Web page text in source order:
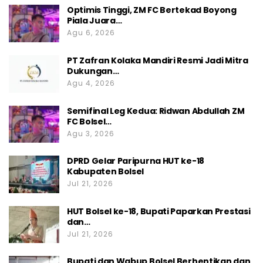
Optimis Tinggi, ZM FC Bertekad Boyong
Piala Juara…
Agu 6, 2026
PT Zafran Kolaka Mandiri Resmi Jadi Mitra
Dukungan…
Agu 4, 2026
Semifinal Leg Kedua: Ridwan Abdullah ZM
FC Bolsel…
Agu 3, 2026
DPRD Gelar Paripurna HUT ke-18
Kabupaten Bolsel
Jul 21, 2026
HUT Bolsel ke-18, Bupati Paparkan Prestasi
dan…
Jul 21, 2026